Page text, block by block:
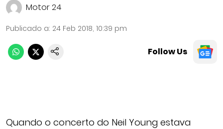
Motor 24
Publicado a: 24 Feb 2018, 10:39 pm
Follow Us
Quando o concerto do Neil Young estava